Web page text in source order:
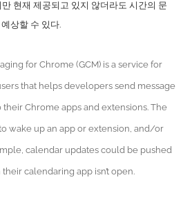
현재 제공되고 있지 않더라도 시간의 문
상할 수 있다.
for Chrome (GCM) is a service for
that helps developers send message
Chrome apps and extensions. The
wake up an app or extension, and/or
calendar updates could be pushed
calendaring app isn’t open.